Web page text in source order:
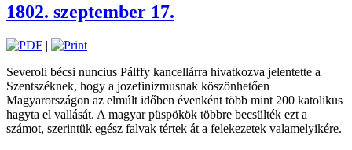
1802. szeptember 17.
|
Severoli bécsi nuncius Pálffy kancellárra hivatkozva jelentette a
Szentszéknek, hogy a jozefinizmusnak köszönhetően
Magyarországon az elmúlt időben évenként több mint 200 katolikus
hagyta el vallását. A magyar püspökök többre becsülték ezt a
számot, szerintük egész falvak tértek át a felekezetek valamelyikére.